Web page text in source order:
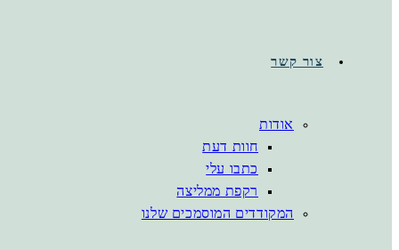
צור קשר
אודות
חוות דעת
כתבו עלי
רקפת ממליצה
המקודדים המוסמכים שלנו